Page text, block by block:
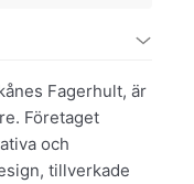
Fagerhult, är
Företaget
och
tillverkade